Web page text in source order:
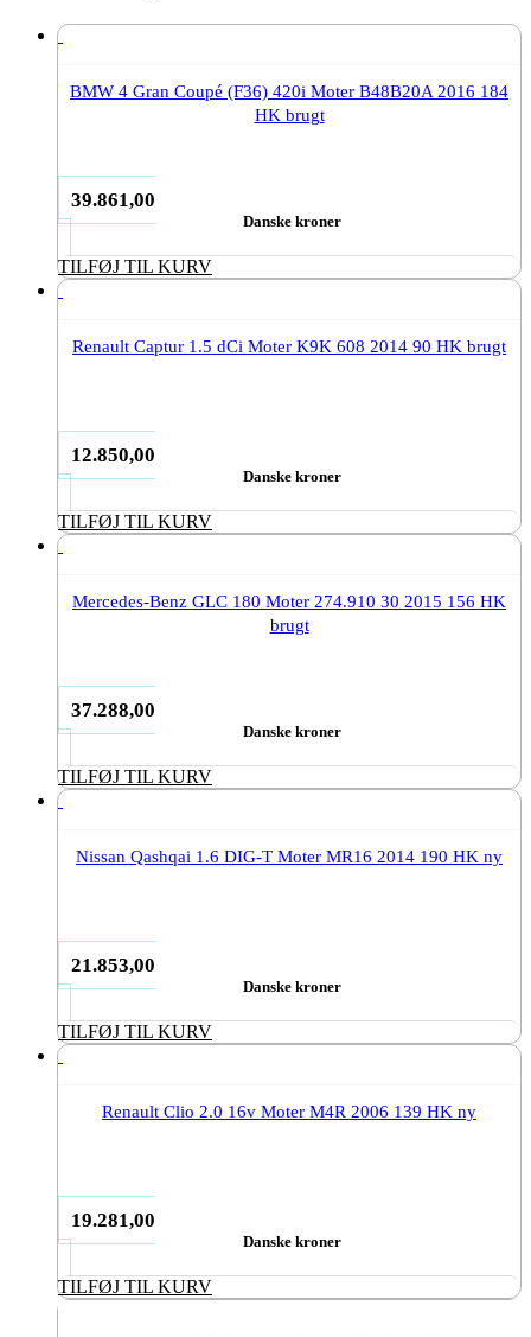
BMW 4 Gran Coupé (F36) 420i Moter B48B20A 2016 184
HK brugt
39.861,00
Danske kroner
TILFØJ TIL KURV
Renault Captur 1.5 dCi Moter K9K 608 2014 90 HK brugt
12.850,00
Danske kroner
TILFØJ TIL KURV
Mercedes-Benz GLC 180 Moter 274.910 30 2015 156 HK
brugt
37.288,00
Danske kroner
TILFØJ TIL KURV
Nissan Qashqai 1.6 DIG-T Moter MR16 2014 190 HK ny
21.853,00
Danske kroner
TILFØJ TIL KURV
Renault Clio 2.0 16v Moter M4R 2006 139 HK ny
19.281,00
Danske kroner
TILFØJ TIL KURV